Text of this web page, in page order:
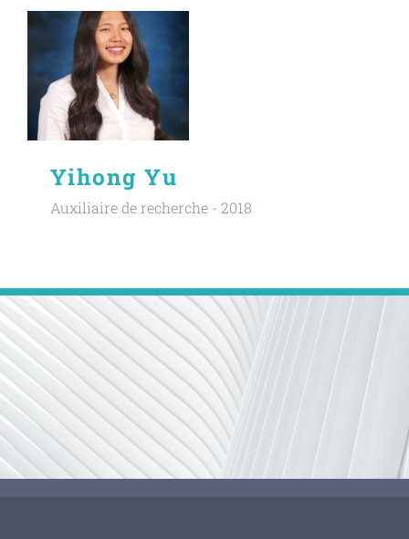
Yihong Yu
Auxiliaire de recherche - 2018